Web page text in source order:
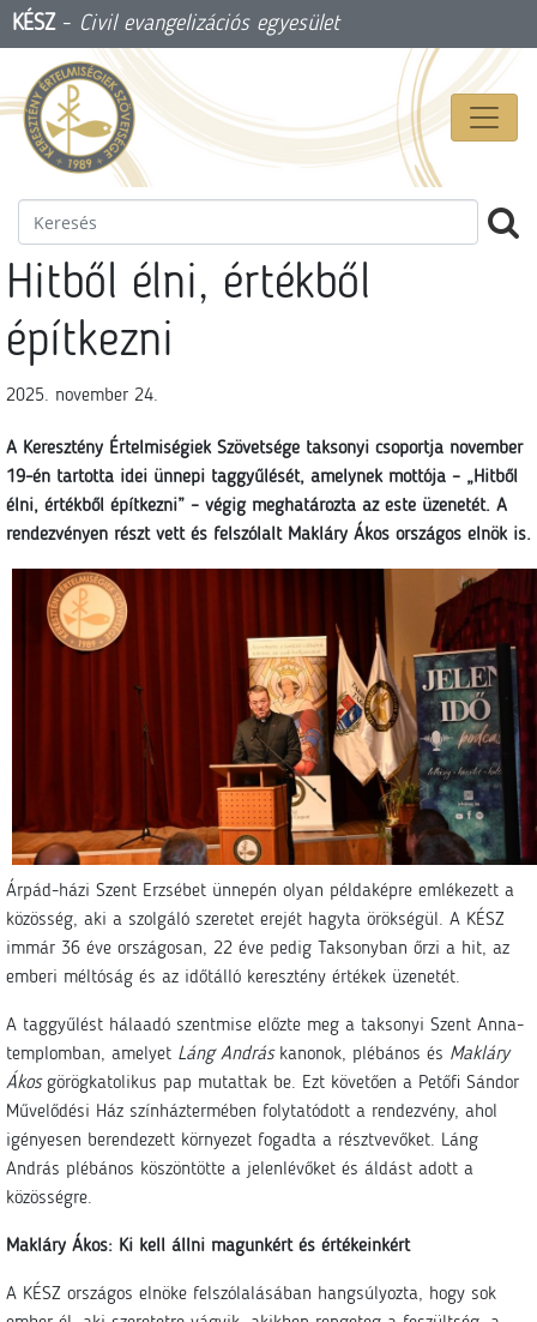
KÉSZ- Civil evangelizációs egyesület
Hitből élni, értékből
építkezni
2025. november 24.
A Keresztény Értelmiségiek Szövetsége taksonyi csoportja november
19-én tartotta idei ünnepi taggyűlését, amelynek mottója – „Hitből
élni, értékből építkezni” – végig meghatározta az este üzenetét. A
rendezvényen részt vett és felszólalt Makláry Ákos országos elnök is.
Árpád-házi Szent Erzsébet ünnepén olyan példaképre emlékezett a
közösség, aki a szolgáló szeretet erejét hagyta örökségül. A KÉSZ
immár 36 éve országosan, 22 éve pedig Taksonyban őrzi a hit, az
emberi méltóság és az időtálló keresztény értékek üzenetét.
A taggyűlést hálaadó szentmise előzte meg a taksonyi Szent Anna-
templomban, amelyet Láng Andráskanonok, plébános és Makláry
Ákosgörögkatolikus pap mutattak be. Ezt követően a Petőfi Sándor
Művelődési Ház színháztermében folytatódott a rendezvény, ahol
igényesen berendezett környezet fogadta a résztvevőket. Láng
András plébános köszöntötte a jelenlévőket és áldást adott a
közösségre.
Makláry Ákos: Ki kell állni magunkért és értékeinkért
A KÉSZ országos elnöke felszólalásában hangsúlyozta, hogy sok